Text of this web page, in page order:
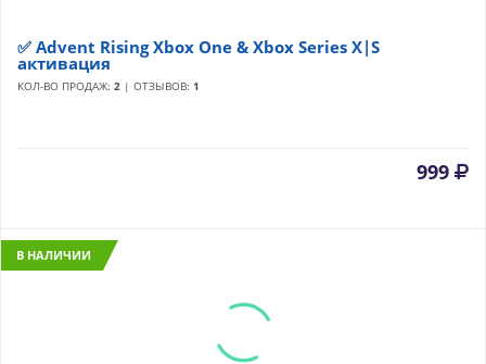
✅ Advent Rising Xbox One & Xbox Series X|S
активация
КОЛ-ВО ПРОДАЖ: 2 | ОТЗЫВОВ: 1
999
В НАЛИЧИИ